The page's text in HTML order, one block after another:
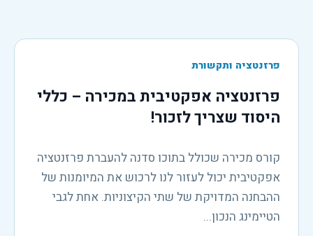
פרזנטציה ותקשורת
פרזנטציה אפקטיבית במכירה – כללי
היסוד שצריך לזכור!
קורס מכירה שכולל בתוכו סדנה להעברת פרזנטציה
אפקטיבית יכול לעזור לנו לרכוש את המיומנות של
ההבחנה המדויקת של שתי הקיצוניות. אחת לגבי
הטיימינג הנכון...